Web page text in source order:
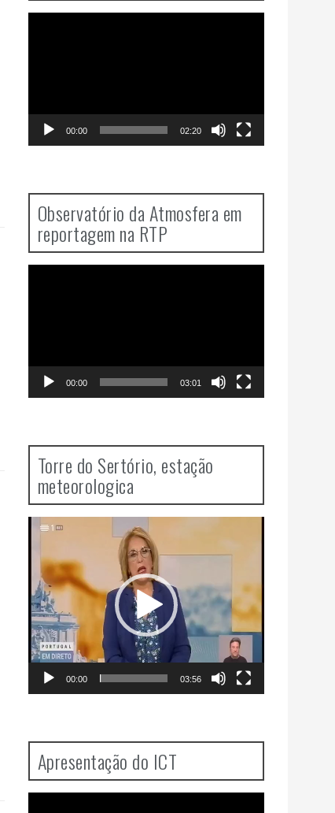
00:00 02:20
Observatório da Atmosfera em
reportagem na RTP
00:00 03:01
Torre do Sertório, estação
meteorologica
Video
Player
00:00 03:56
Apresentação do ICT